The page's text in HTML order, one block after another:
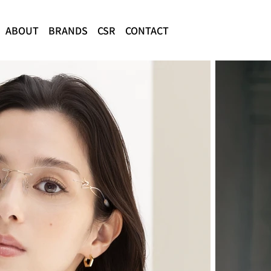
ABOUT BRANDS CSR CONTACT